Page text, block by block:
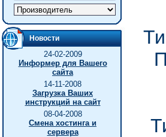
Новости
24-02-2009
Информер для Вашего
сайта
14-11-2008
Загрузка Ваших
инструкций на сайт
08-04-2008
Смена хостинга и
сервера